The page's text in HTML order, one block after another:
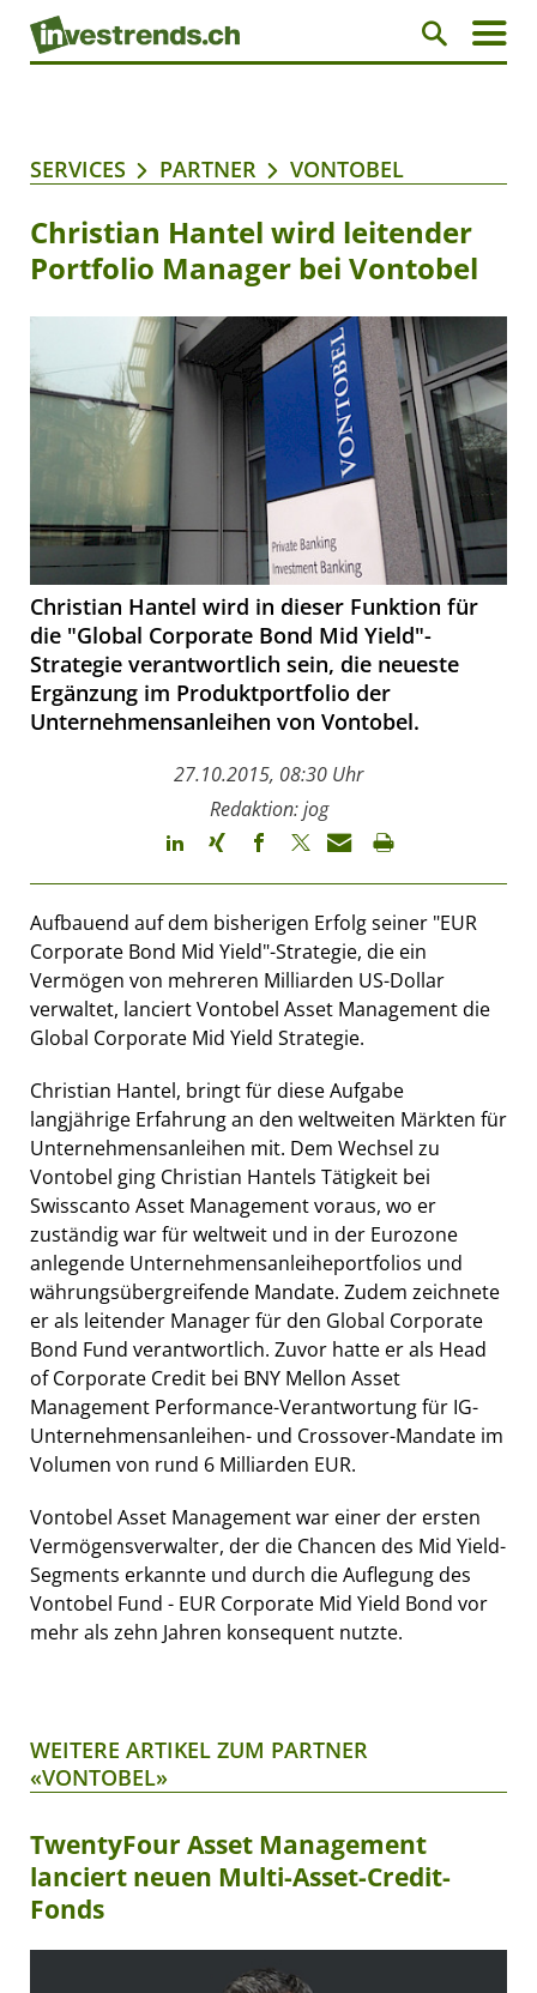
SERVICES PARTNER VONTOBEL
Christian Hantel wird leitender
Portfolio Manager bei Vontobel
Christian Hantel wird in dieser Funktion für
die "Global Corporate Bond Mid Yield"-
Strategie verantwortlich sein, die neueste
Ergänzung im Produktportfolio der
Unternehmensanleihen von Vontobel.
27.10.2015, 08:30 Uhr
Redaktion: jog
Aufbauend auf dem bisherigen Erfolg seiner "EUR
Corporate Bond Mid Yield"-Strategie, die ein
Vermögen von mehreren Milliarden US-Dollar
verwaltet, lanciert Vontobel Asset Management die
Global Corporate Mid Yield Strategie.
Christian Hantel, bringt für diese Aufgabe
langjährige Erfahrung an den weltweiten Märkten für
Unternehmensanleihen mit. Dem Wechsel zu
Vontobel ging Christian Hantels Tätigkeit bei
Swisscanto Asset Management voraus, wo er
zuständig war für weltweit und in der Eurozone
anlegende Unternehmensanleiheportfolios und
währungsübergreifende Mandate. Zudem zeichnete
er als leitender Manager für den Global Corporate
Bond Fund verantwortlich. Zuvor hatte er als Head
of Corporate Credit bei BNY Mellon Asset
Management Performance-Verantwortung für IG-
Unternehmensanleihen- und Crossover-Mandate im
Volumen von rund 6 Milliarden EUR.
Vontobel Asset Management war einer der ersten
Vermögensverwalter, der die Chancen des Mid Yield-
Segments erkannte und durch die Auflegung des
Vontobel Fund - EUR Corporate Mid Yield Bond vor
mehr als zehn Jahren konsequent nutzte.
WEITERE ARTIKEL ZUM PARTNER
«VONTOBEL»
TwentyFour Asset Management
lanciert neuen Multi-Asset-Credit-
Fonds